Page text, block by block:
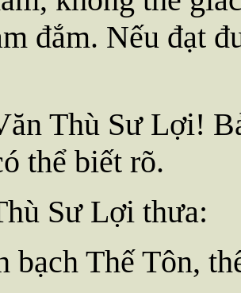
đắm. Nếu đạt
Thù Sư Lợi!
thể biết rõ.
Sư Lợi thưa:
bạch Thế Tôn,